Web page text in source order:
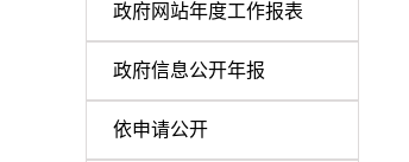
政府网站年度工作报表
政府信息公开年报
依申请公开